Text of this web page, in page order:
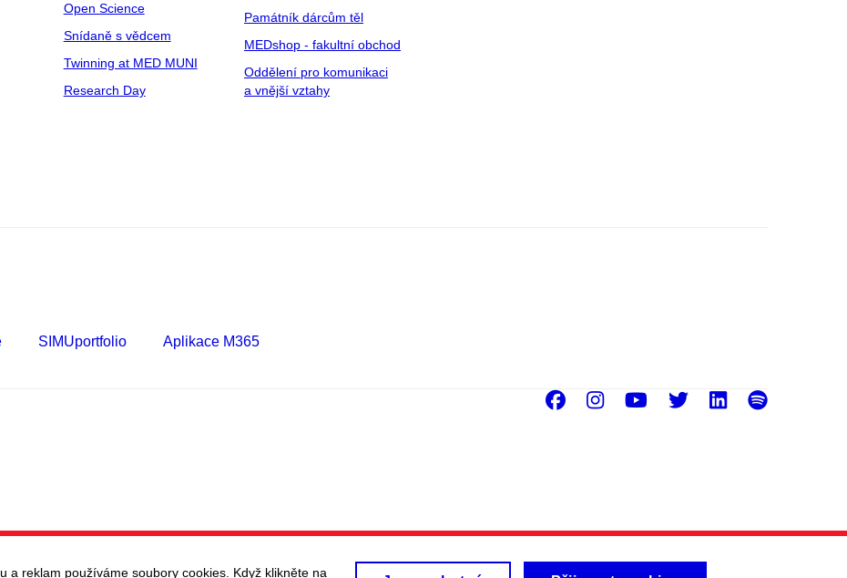
Open Science
Snídaně s vědcem
Twinning at MED MUNI
Research Day
Památník dárcům těl
MEDshop - fakultní obchod
Oddělení pro komunikaci
a vnější vztahy
SIMUportfolio Aplikace M365
Facebook
Instagram
Youtube
Twitter
LinkedIn
a reklam používáme soubory cookies. Když klikněte na